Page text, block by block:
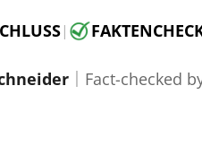
|
｜ Fact-checked